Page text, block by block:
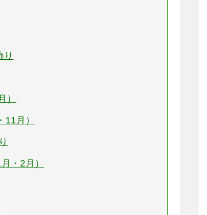
り
）
月）
・2月）